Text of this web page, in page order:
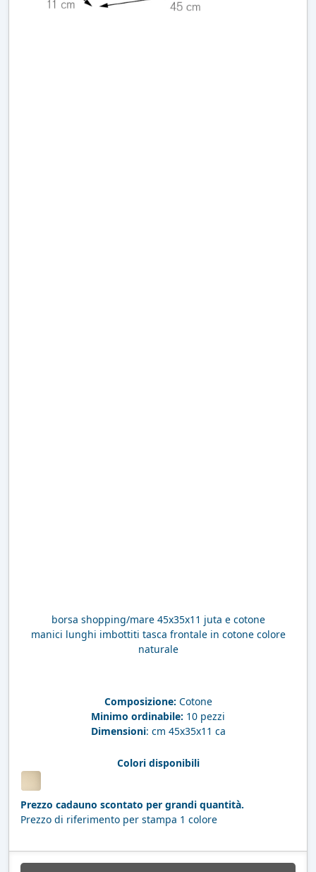
borsa shopping/mare 45x35x11 juta e cotone
manici lunghi imbottiti tasca frontale in cotone colore
naturale
Composizione: Cotone
Minimo ordinabile: 10 pezzi
Dimensioni: cm 45x35x11 ca
Colori disponibili
Prezzo cadauno scontato per grandi quantità.
Prezzo di riferimento per stampa 1 colore